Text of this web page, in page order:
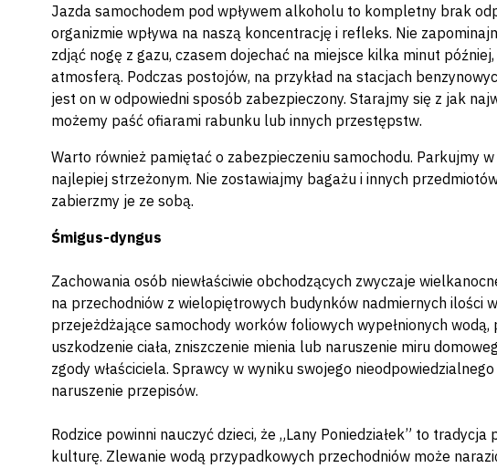
Jazda samochodem pod wpływem alkoholu to kompletny brak
organizmie wpływa na naszą koncentrację i refleks. Nie
zdjąć nogę z gazu, czasem dojechać na miejsce kilka minut
atmosferą. Podczas postojów, na przykład na stacjach
jest on w odpowiedni sposób zabezpieczony. Starajmy się z jak
możemy paść ofiarami rabunku lub innych przestępstw.
Warto również pamiętać o zabezpieczeniu samochodu. Parkujmy
najlepiej strzeżonym. Nie zostawiajmy bagażu i innych
zabierzmy je ze sobą.
Śmigus-dyngus
Zachowania osób niewłaściwie obchodzących zwyczaje
na przechodniów z wielopiętrowych budynków nadmiernych ilości
przejeżdżające samochody worków foliowych wypełnionych
uszkodzenie ciała, zniszczenie mienia lub naruszenie miru
zgody właściciela. Sprawcy w wyniku swojego
naruszenie przepisów.
Rodzice powinni nauczyć dzieci, że „Lany Poniedziałek” to
kulturę. Zlewanie wodą przypadkowych przechodniów może